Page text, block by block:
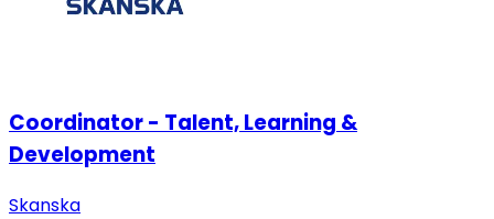
Coordinator - Talent, Learning &
Development
Skanska